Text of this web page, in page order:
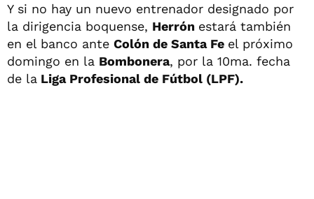
Y si no hay un nuevo entrenador designado por
la dirigencia boquense, Herrón estará también
en el banco ante Colón de Santa Fe el próximo
domingo en la Bombonera, por la 10ma. fecha
de la Liga Profesional de Fútbol (LPF).